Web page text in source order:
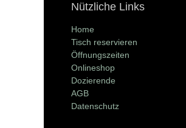
Nützliche Links
Home
Tisch reservieren
Öffnungszeiten
Onlineshop
Dozierende
AGB
Datenschutz